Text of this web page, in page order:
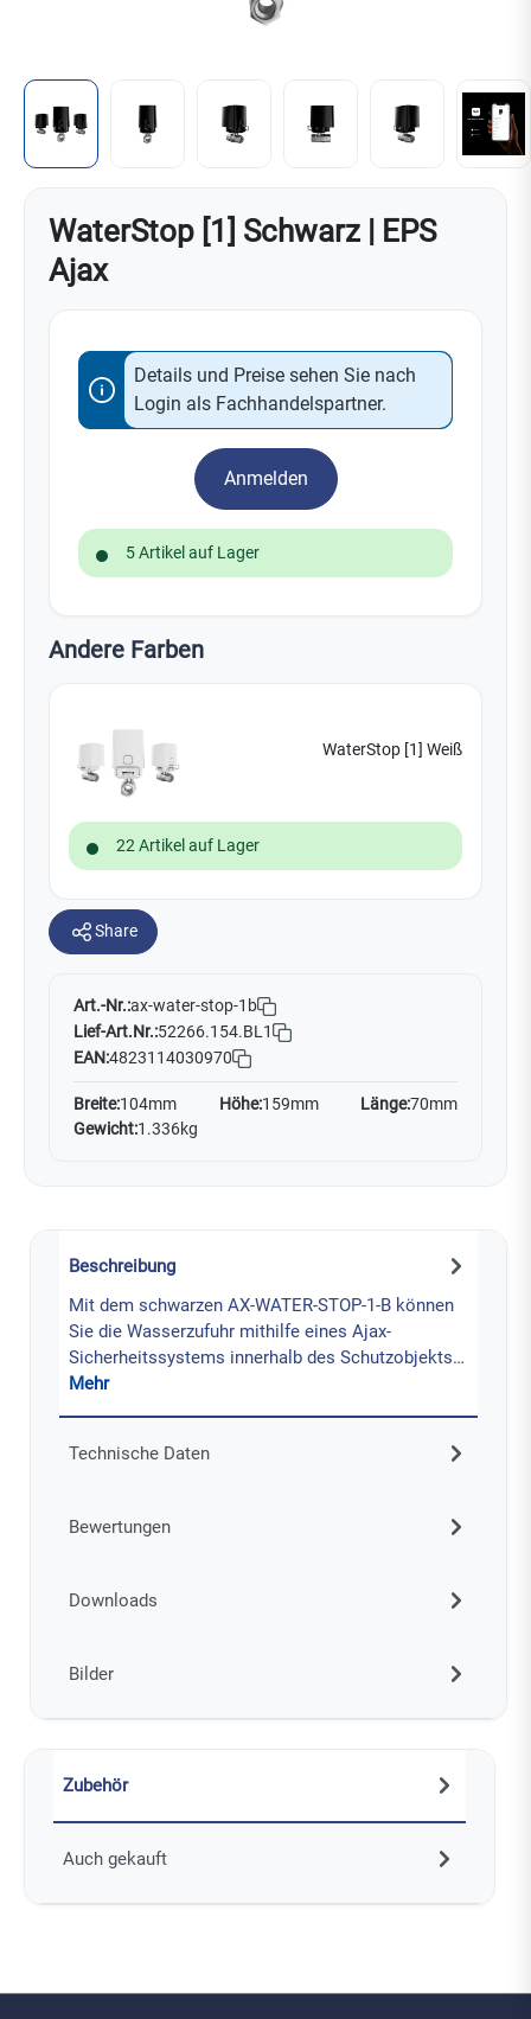
WaterStop [1] Schwarz | EPS
Ajax
Details und Preise sehen Sie nach
Login als Fachhandelspartner.
Anmelden
5 Artikel auf Lager
Andere Farben
WaterStop [1] Weiß
22 Artikel auf Lager
Share
Art.-Nr.:ax-water-stop-1b
Lief-Art.Nr.:52266.154.BL1
EAN:4823114030970
Breite:104mm Höhe:159mm Länge:70mm
Gewicht:1.336kg
Beschreibung
Mit dem schwarzen AX-WATER-STOP-1-B können
Sie die Wasserzufuhr mithilfe eines Ajax-
Sicherheitssystems innerhalb des Schutzobjekts…
Mehr
Technische Daten
Bewertungen
Downloads
Bilder
Zubehör
Auch gekauft